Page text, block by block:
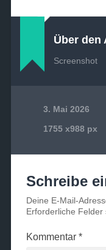
Über den
Screenshot
3. Mai 2026
1755 x988 px
Schreibe
Deine E-Mail-
Erforderliche Felder
Kommentar *